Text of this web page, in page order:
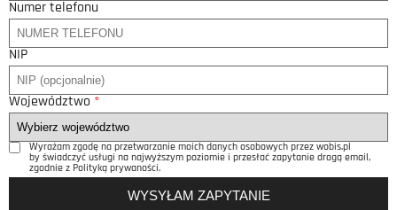
Numer telefonu
NIP
Województwo *
Wyrażam zgodę na przetwarzanie moich danych osobowych przez wobis.pl
by świadczyć usługi na najwyższym poziomie i przesłać zapytanie drogą email,
zgodnie z Polityką prywaności.